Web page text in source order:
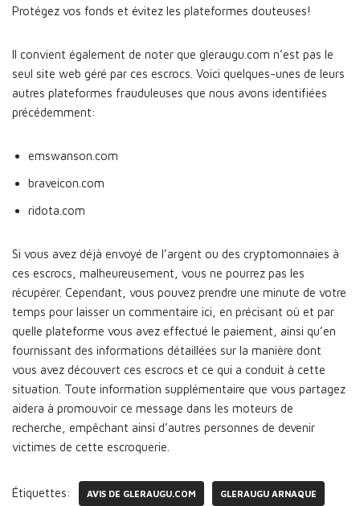
Protégez vos fonds et évitez les plateformes douteuses!
Il convient également de noter que gleraugu.com n’est pas le
seul site web géré par ces escrocs. Voici quelques-unes de leurs
autres plateformes frauduleuses que nous avons identifiées
précédemment:
emswanson.com
braveicon.com
ridota.com
Si vous avez déjà envoyé de l’argent ou des cryptomonnaies à
ces escrocs, malheureusement, vous ne pourrez pas les
récupérer. Cependant, vous pouvez prendre une minute de votre
temps pour laisser un commentaire ici, en précisant où et par
quelle plateforme vous avez effectué le paiement, ainsi qu’en
fournissant des informations détaillées sur la manière dont
vous avez découvert ces escrocs et ce qui a conduit à cette
situation. Toute information supplémentaire que vous partagez
aidera à promouvoir ce message dans les moteurs de
recherche, empêchant ainsi d’autres personnes de devenir
victimes de cette escroquerie.
Étiquettes: AVIS DE GLERAUGU.COM GLERAUGU ARNAQUE